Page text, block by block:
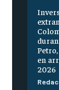
en
2026